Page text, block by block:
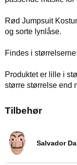
Rød Jumpsuit
og sorte lynlåse.
Findes i
Produktet er lille i
større størrelse end
Tilbehør
Salvador
Varenr 19277